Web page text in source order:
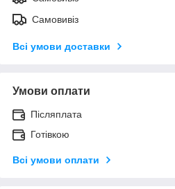
Самовивіз
Всі умови доставки
Умови оплати
Післяплата
Готівкою
Всі умови оплати